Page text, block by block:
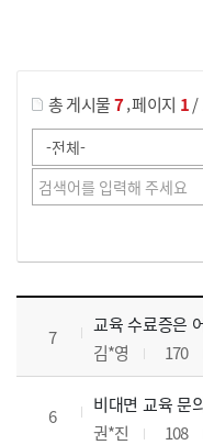
총 게시물7,페이지 1/
교육전반 목록 으로 번호, 제목, 작성자, 조회수, 등록 일로 나열 되고 있습니다.
7
교육 수료증은
김*영 170
6
비대면 교육 문
권*진 108